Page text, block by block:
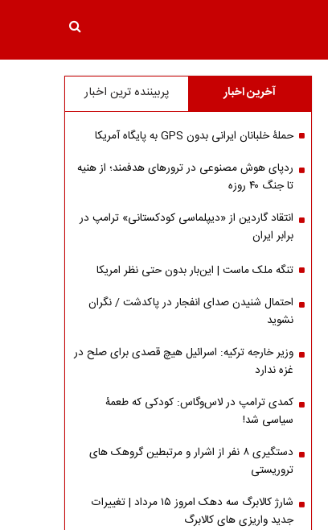
آخرین اخبار پربیننده ترین اخبار
حملۀ خلبانان ایرانی بدون GPS به پایگاه آمریکا
ردپای هوش مصنوعی در ترورهای هدفمند؛ از هنیه
تا جنگ ۴۰ روزه
انتقاد گاردین از «دیپلماسی کودکستانی» ترامپ در
برابر ایران
تنگه ملک ماست | این‌بار بدون حتی نظر امریکا
احتمال شنیدن صدای انفجار در پاکدشت / نگران
نشوید
وزیر خارجه ترکیه: اسرائیل هیچ قصدی برای صلح در
غزه ندارد
کمدی ترامپ در لاس‌وگاس: کودکی که طعمۀ
سیاسی شد!
دستگیری ۸ نفر از اشرار و مرتبطین گروهک های
تروریستی
شارژ کالابرگ سه دهک امروز ۱۵ مرداد | تغییرات
جدید واریزی های کالابرگ